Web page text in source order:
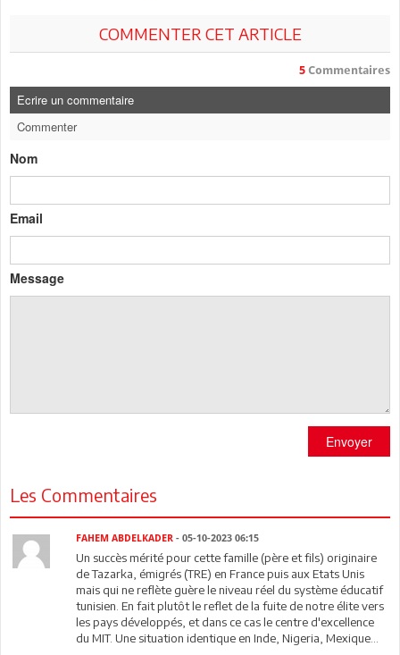
COMMENTER CET ARTICLE
5 Commentaires
Ecrire un commentaire
Commenter
Nom
Email
Message
Envoyer
Les Commentaires
FAHEM ABDELKADER - 05-10-2023 06:15
Un succès mérité pour cette famille (père et fils) originaire
de Tazarka, émigrés (TRE) en France puis aux Etats Unis
mais qui ne reflète guère le niveau réel du système éducatif
tunisien. En fait plutôt le reflet de la fuite de notre élite vers
les pays développés, et dans ce cas le centre d'excellence
du MIT. Une situation identique en Inde, Nigeria, Mexique...